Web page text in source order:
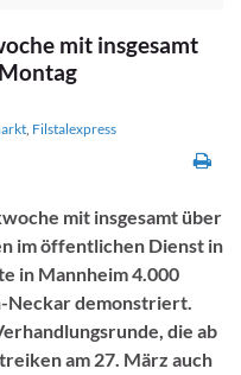
mit insgesamt
, Filstalexpress
mit insgesamt über
im öffentlichen Dienst in
in Mannheim 4.000
Neckar demonstriert.
die ab
am 27. März auch